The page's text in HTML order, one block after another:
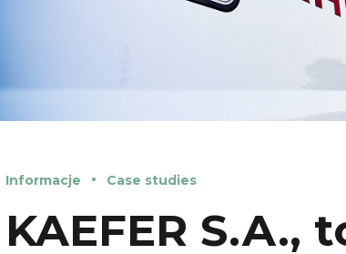
Informacje Case studies
KAEFER S.A.,